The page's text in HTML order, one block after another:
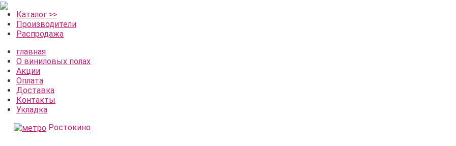
Каталог >>
Производители
Распродажа
главная
О виниловых полах
Акции
Оплата
Доставка
Контакты
Укладка
Ростокино